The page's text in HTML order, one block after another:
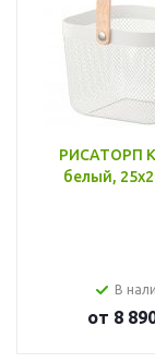
РИСАТОРП
белый,
В
от 8